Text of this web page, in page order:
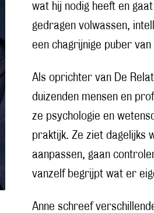
wat hij nodig heeft en
gedragen volwassen,
een chagrijnige puber van
Als oprichter van De
duizenden mensen en
ze psychologie en
praktijk. Ze ziet dagelijks
aanpassen, gaan
vanzelf begrijpt wat er
Anne schreef